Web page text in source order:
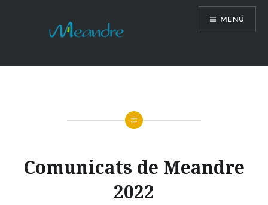
MENÚ
Comunicats de Meandre
2022